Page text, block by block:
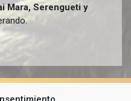
Mara, Serengueti y